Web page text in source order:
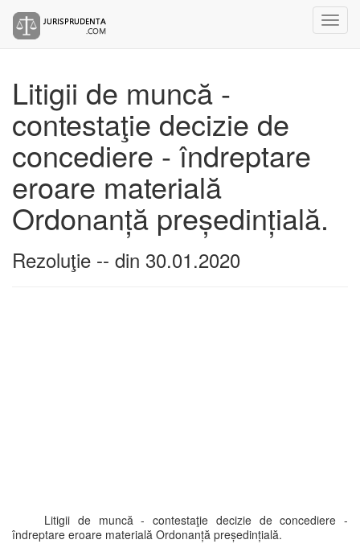
Litigii de muncă -
contestaţie decizie de
concediere - îndreptare
eroare materială
Ordonanță președințială.
Rezoluţie -- din 30.01.2020
Litigii de muncă - contestaţie decizie de concediere -
îndreptare eroare materială Ordonanță președințială.